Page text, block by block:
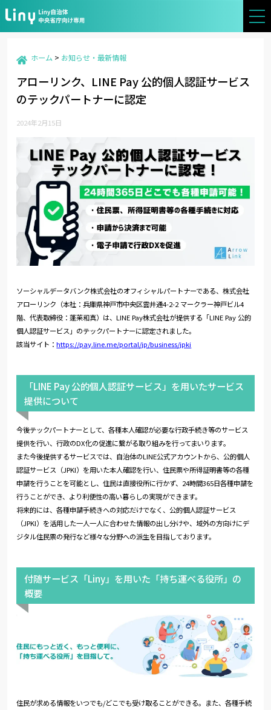
ホーム お知らせ・最新情報
アローリンク、LINE Pay 公的個人認証サービス
のテックパートナーに認定
2024年2月15日
ソーシャルデータバンク株式会社のオフィシャルパートナーである、株式会社
アローリンク（本社：兵庫県神戸市中央区雲井通4-2-2 マークラー神戸ビル4
階、代表取締役：蓬莱和真）は、LINE Pay株式会社が提供する「LINE Pay 公的
個人認証サービス」のテックパートナーに認定されました。
該当サイト：https://pay.line.me/portal/jp/business/jpki
「LINE Pay 公的個人認証サービス」を用いたサービス
提供について
今後テックパートナーとして、各種本人確認が必要な行政手続き等のサービス
提供を行い、行政のDX化の促進に繋がる取り組みを行ってまいります。
また今後提供するサービスでは、自治体のLINE公式アカウントから、公的個人
認証サービス（JPKI）を用いた本人確認を行い、住民票や所得証明書等の各種
申請を行うことを可能とし、住民は直接役所に行かず、24時間365日各種申請を
行うことができ、より利便性の高い暮らしの実現ができます。
将来的には、各種申請手続きへの対応だけでなく、公的個人認証サービス
（JPKI）を活用した一人一人に合わせた情報の出し分けや、域外の方向けにデ
ジタル住民票の発行など様々な分野への派生を目指しております。
付随サービス「Liny」を用いた「持ち運べる役所」の
概要
住民が求める情報をいつでも/どこでも受け取ることができる。また、各種手続